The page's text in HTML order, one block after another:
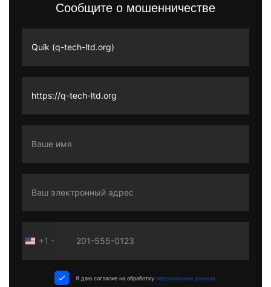
Сообщите о мошенничестве
United
+1
Я даю согласие на обработку персональных данных